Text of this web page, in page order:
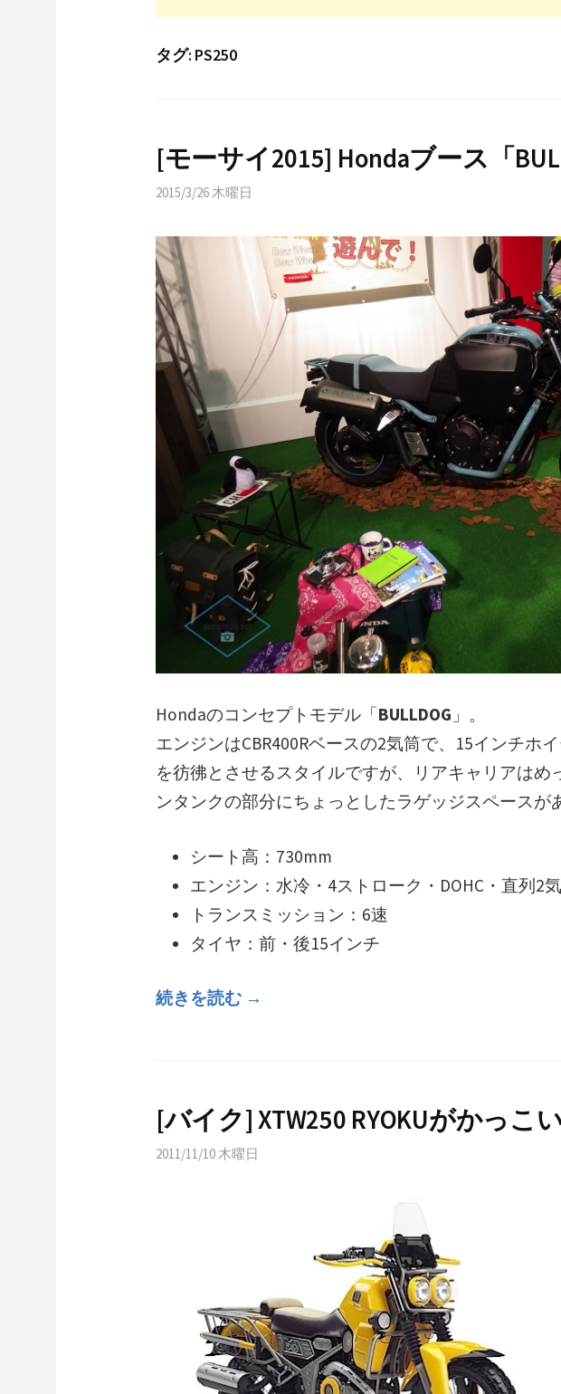
タグ: PS250
[モーサイ2015] Hondaブース「
2015/3/26 木曜日
Hondaのコンセプトモデル「BULLDOG 」。
エンジンはCBR400Rベースの2気筒で、15インチホ
を彷彿とさせるスタイルですが、リアキャリアはめ
ンタンクの部分にちょっとしたラゲッジスペースが
シート高：730mm
エンジン：水冷・4ストローク・DOHC・直列2
トランスミッション：6速
タイヤ：前・後15インチ
続きを読む →
[バイク] XTW250 RYOKUがかっこ
2011/11/10 木曜日